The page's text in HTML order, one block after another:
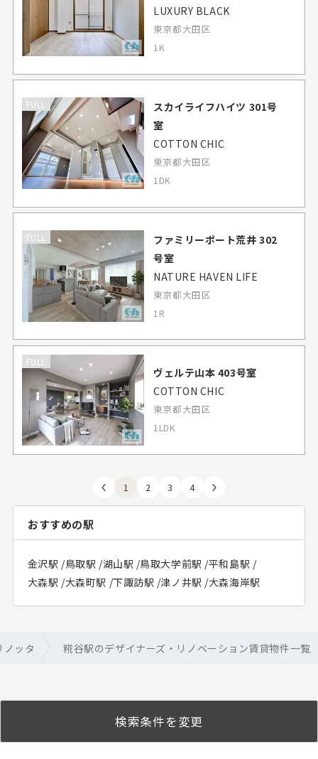
LUXURY BLACK
東京都大田区
1K
FULL
スカイライフハイツ 301号
室
COTTON CHIC
東京都大田区
1DK
FULL
ファミリーポート荒井 302
号室
NATURE HAVEN LIFE
東京都大田区
1R
FULL
ヴェルテ山本 403号室
COTTON CHIC
東京都大田区
1LDK
1 2 3 4
おすすめの駅
金沢駅 /鳥取駅 /湖山駅 /鳥取大学前駅 /平和島駅 /
大森駅 /大森町駅 /下諏訪駅 /津ノ井駅 /大森海岸駅
ッタ 糀谷駅のデザイナーズ・リノベーション賃貸物件一覧
検索条件を変更